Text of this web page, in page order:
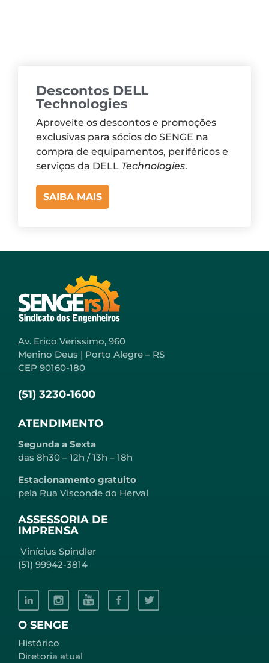
Descontos DELL
Technologies
Aproveite os descontos e promoções
exclusivas para sócios do SENGE na
compra de equipamentos, periféricos e
serviços da DELL Technologies.
SAIBA MAIS
O SENGE
Histórico
Diretoria atual
Av. Erico Verissimo, 960
Menino Deus | Porto Alegre – RS
CEP 90160-180
(51) 3230-1600
ATENDIMENTO
Segunda a Sexta
das 8h30 – 12h / 13h – 18h
Estacionamento gratuito
pela Rua Visconde do Herval
ASSESSORIA DE
IMPRENSA
Vinícius Spindler
(51) 99942-3814